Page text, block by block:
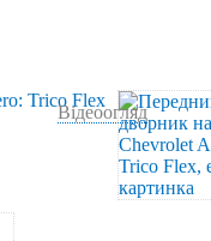
Відеоогляд